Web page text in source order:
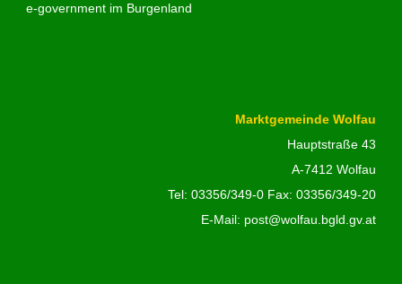
e-government im Burgenland
Marktgemeinde Wolfau
Hauptstraße 43
A-7412 Wolfau
Tel:03356/349-0 Fax: 03356/349-20
E-Mail: post@wolfau.bgld.gv.at